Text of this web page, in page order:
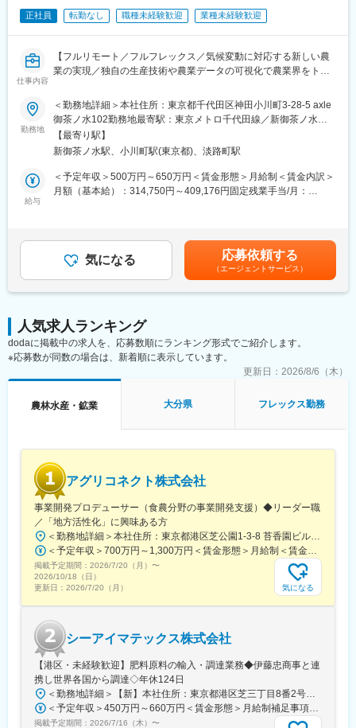
＜SPC関連業務（キャリアに応じて）＞
・SPC設立に向けたスキーム検討補助
・出資者向け資料の作成支援
・資金調達スキームの管理
・契約・定款管理、運営管理
・クライアント（主に都市部企業）との打合せ対応（オンライン
中心）
・業務フロー整備、効率化推進
・監査対応など
■組織構成：
約20名
（1） SPC×再エネという専門性の高い領域
・市場価値の高いスキルが身につく環境
（2） 一括受託モデルで上流まで関われる
・SPCの設立～運営～税務申告までワンストップで提供
・クライアントは東京・大阪中心で訪問ほぼなし
・オンライン完結の業務設計のため、フルリモートが実現
（4） 働きやすい環境
・フルリモート／フルフレックス
・残業月平均10時間程度
・週1回の定例MTGあり
・フルリモート勤務（半年に1回出社あり※任意）
・Slack／Zoomを活用したコミュニケーション
■当社について：
当社は2007年設立以降、「森林事業」と「環境エネルギー事業」
の2軸で事業を展開しています。森林資源の活用だけでなく、再生
可能エネルギーの普及を通じて、環境価値と経済価値の両立を実
現し、持続可能な社会の構築に貢献しています。
変更の範囲：会社の定める業務
正社員 転勤なし 職種未経験歓迎 業種未経験歓迎
仕事内容
【フルリモート／フルフレックス／気候変動に対応する新しい農
業の実現／独自の生産技術や農業データの可視化で農業界をトー
■業務内容
海外事業の立ち上げ・推進担当者として、担当国におけるパート
ナー候補との商談、関係構築・実証プロジェクト運営管理、現地
規制対応など、事業開発・推進を一任します。（担当国はASEAN
地域を想定）
現地での導入試験やプロジェクトの進捗管理、および海外現地メ
ンバーとの協働
経営層の戦略に基づいた事業計画の策定、および現地でのPDCA
サイクルの実行
農業と地域課題の解決に取り組みながら、最先端技術を世界中の
◎海外事業立ち上げの完遂実績
◎国際的なビジネススキルの習得
異文化環境での交渉力、リスク対応力、経営直下の意思決定スピ
ードを体感できます。
■当社について
「テクノロジーによって、産地とともに農業の未来をつくる」を
経営理念に据え、豊かな経験を持つ産地と、進化を続けるサイエ
ンステクノロジーを融合することで、環境に優しい魅力あふれる
農業の実現に取り組んでいます。
勤務地
＜勤務地詳細＞本社住所：東京都千代田区神田小川町3-28-5 axle
御茶ノ水102勤務地最寄駅：東京メトロ千代田線／新御茶ノ水駅
受動喫煙対策：屋内全面禁煙変更の範囲：会社の定める事業所
（リモートワーク含む）
【最寄り駅】
新御茶ノ水駅、小川町駅(東京都)、淡路町駅
給与
＜予定年収＞500万円～650万円＜賃金形態＞月給制＜賃金内訳＞
月額（基本給）：314,750円～409,176円固定残業手当/月：
でも目安の金額であり、選考を通じて上下する可能性がありま
す。月給(月額)は固定手当を含めた表記です。
気になる 応募依頼する
（エージェントサービス）
人気求人ランキング
dodaに掲載中の求人を、応募数順にランキング形式でご紹介します。
※応募数が同数の場合は、新着順に表示しています。
更新日： 2026/8/6（木）
農林水産・鉱業 大分県 フレックス勤務
アグリコネクト株式会社
事業開発プロデューサー（食農分野の事業開発支援）◆リーダー職
／「地方活性化」に興味ある方
＜勤務地詳細＞本社住所：東京都港区芝公園1-3-8 苔香園ビル4階勤務地最寄駅：都営三田線／御成門駅受動喫煙対策：屋内全面禁煙変更の範囲：会社の定める事業所
＜予定年収＞700万円～1,300万円＜賃金形態＞月給制＜賃金内訳＞月額（基本給）：400,000円～650,000円固定残業手当/月：92,640円～150,510円（固定残業時間30時間0分/月）超過した時間外労働の残業手当は追加支給＜月給＞492,640円～800,510円（一律手当を含む）＜昇給有無＞有＜残業手当＞有＜給与補足＞※給与は職歴、スキルなどに応じて相談※役職がつく場合は、別途、役職手当（50,000円～10,000円）を支給※マネージャー職以上の場合は、管理職のため残業代支給対象外■昇給：年1回（4月）■賞与：年1回（12月）賃金はあくまでも目安の金額であり、選考を通じて上下する可能性があります。月給(月額)は固定手当を含めた表記です。
掲載予定期間： 2026/7/20（月） 〜
2026/10/18（日）
更新日： 2026/7/20（月） 気になる
シーアイマテックス株式会社
【港区・未経験歓迎】肥料原料の輸入・調達業務◆伊藤忠商事と連
携し世界各国から調達◇年休124日
＜勤務地詳細＞【新】本社住所：東京都港区芝三丁目8番2号住友不動産芝公園ファーストビル９階 勤務地最寄駅：都営地下鉄三田線／芝公園駅受動喫煙対策：屋内全面禁煙変更の範囲：会社の定める事業所
＜予定年収＞450万円～660万円＜賃金形態＞月給制補足事項なし＜賃金内訳＞月額（基本給）：280,000円～378,000円＜月給＞280,000円～378,000円＜昇給有無＞有＜残業手当＞有＜給与補足＞■賞与：年2回（6月/12月）■モデル年収：年収510万円 30歳（月給280,000円＋賞与）※時間外手当除く年収620万円 37歳（月給356,000円＋賞与）※時間外手当除く賃金はあくまでも目安の金額であり、選考を通じて上下する可能性があります。月給(月額)は固定手当を含めた表記です。
掲載予定期間： 2026/7/16（木） 〜